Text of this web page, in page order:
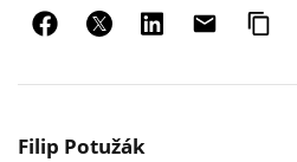
Filip Potužák